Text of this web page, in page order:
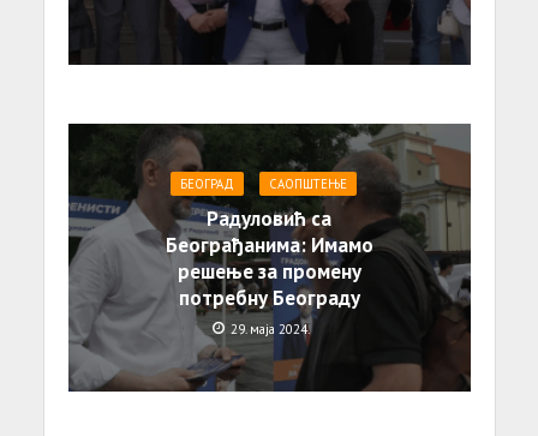
БЕОГРАД САОПШТЕЊE
Радуловић са
Београђанима: Имамо
решење за промену
потребну Београду
29. маја 2024.